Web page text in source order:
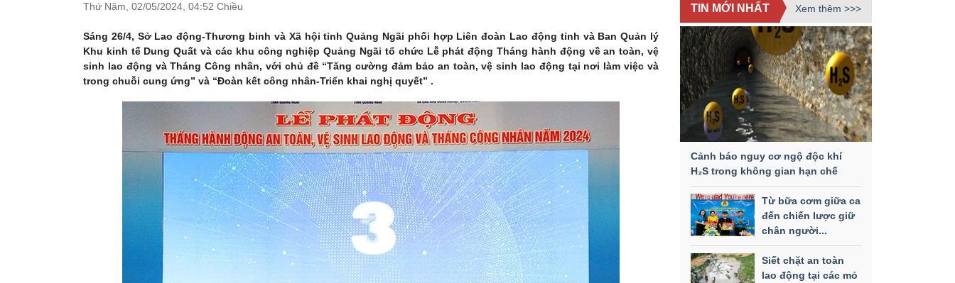
Thứ Năm, 02/05/2024, 04:52 Chiều
Sáng 26/4, Sở Lao động-Thương binh và Xã hội tỉnh Quảng Ngãi phối hợp Liên đoàn Lao động tỉnh và Ban Quản lý
Khu kinh tế Dung Quất và các khu công nghiệp Quảng Ngãi tổ chức Lễ phát động Tháng hành động về an toàn, vệ
sinh lao động và Tháng Công nhân, với chủ đề “Tăng cường đảm bảo an toàn, vệ sinh lao động tại nơi làm việc và
trong chuỗi cung ứng” và “Đoàn kết công nhân-Triển khai nghị quyết” .
TIN MỚI NHẤT Xem thêm >>>
Cảnh báo nguy cơ ngộ độc khí
H₂S trong không gian hạn chế
Từ bữa cơm giữa ca
đến chiến lược giữ
chân người...
Siết chặt an toàn
lao động tại các mỏ